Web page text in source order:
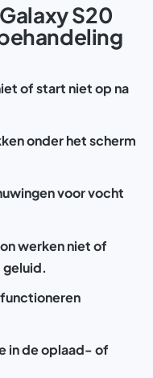
S20
of start niet op na
onder het scherm
voor vocht
werken niet of
in de oplaad- of